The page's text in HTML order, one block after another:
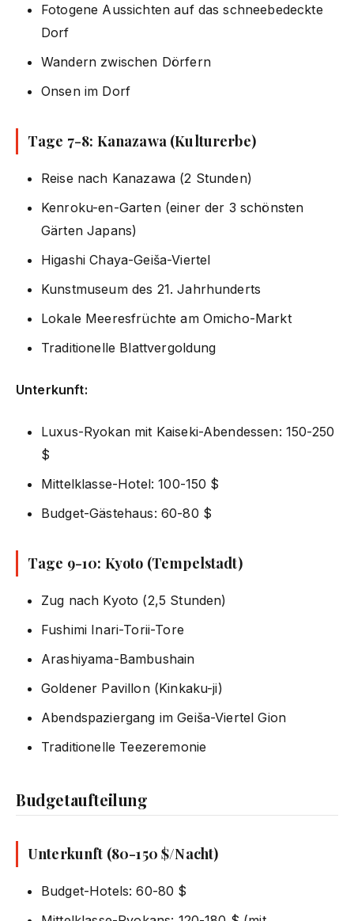
Fotogene Aussichten auf das schneebedeckte
Dorf
Wandern zwischen Dörfern
Onsen im Dorf
Tage 7-8: Kanazawa (Kulturerbe)
Reise nach Kanazawa (2 Stunden)
Kenroku-en-Garten (einer der 3 schönsten
Gärten Japans)
Higashi Chaya-Geiša-Viertel
Kunstmuseum des 21. Jahrhunderts
Lokale Meeresfrüchte am Omicho-Markt
Traditionelle Blattvergoldung
Unterkunft:
Luxus-Ryokan mit Kaiseki-Abendessen: 150-250
$
Mittelklasse-Hotel: 100-150 $
Budget-Gästehaus: 60-80 $
Tage 9-10: Kyoto (Tempelstadt)
Zug nach Kyoto (2,5 Stunden)
Fushimi Inari-Torii-Tore
Arashiyama-Bambushain
Goldener Pavillon (Kinkaku-ji)
Abendspaziergang im Geiša-Viertel Gion
Traditionelle Teezeremonie
Budgetaufteilung
Unterkunft (80-150 $/Nacht)
Budget-Hotels: 60-80 $